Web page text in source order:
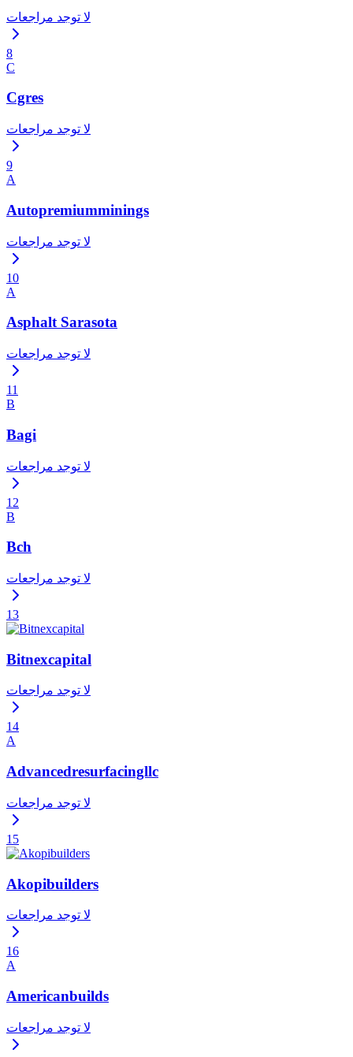
لا توجد مراجعات
8
C
Cgres
لا توجد مراجعات
9
A
Autopremiumminings
لا توجد مراجعات
10
A
Asphalt Sarasota
لا توجد مراجعات
11
B
Bagi
لا توجد مراجعات
12
B
Bch
لا توجد مراجعات
13
Bitnexcapital
لا توجد مراجعات
14
A
Advancedresurfacingllc
لا توجد مراجعات
15
Akopibuilders
لا توجد مراجعات
16
A
Americanbuilds
لا توجد مراجعات